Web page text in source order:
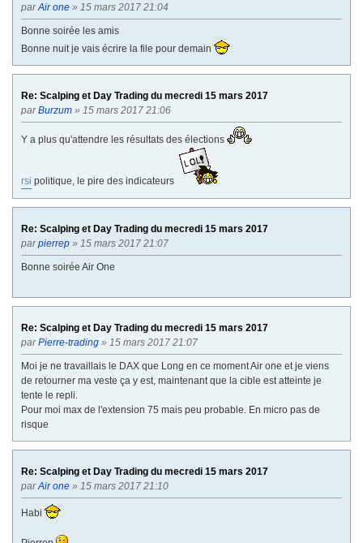
parAir one » 15 mars 2017 21:04
Bonne soirée les amis
Bonne nuit je vais écrire la file pour demain
Re: Scalping et Day Trading du mecredi 15 mars 2017
parBurzum » 15 mars 2017 21:06
Y a plus qu'attendre les résultats des élections
rsi politique, le pire des indicateurs
Re: Scalping et Day Trading du mecredi 15 mars 2017
parpierrep » 15 mars 2017 21:07
Bonne soirée Air One
Re: Scalping et Day Trading du mecredi 15 mars 2017
parPierre-trading » 15 mars 2017 21:07
Moi je ne travaillais le DAX que Long en ce moment Air one et je viens
de retourner ma veste ça y est, maintenant que la cible est atteinte je
tente le repli.
Pour moi max de l'extension 75 mais peu probable. En micro pas de
risque
Re: Scalping et Day Trading du mecredi 15 mars 2017
parAir one » 15 mars 2017 21:10
Habi